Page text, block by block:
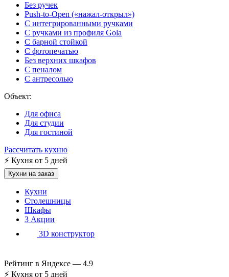
Без ручек
Push-to-Open («нажал-открыл»)
С интегрированными ручками
С ручками из профиля Gola
С барной стойкой
С фотопечатью
Без верхних шкафов
С пеналом
С антресолью
Объект:
Для офиса
Для студии
Для гостиной
Рассчитать кухню
⚡ Кухня от 5 дней
Кухни на заказ
Кухни
Столешницы
Шкафы
3 Акции
3D конструктор
Рейтинг в Яндексе — 4.9
⚡ Кухня от 5 дней